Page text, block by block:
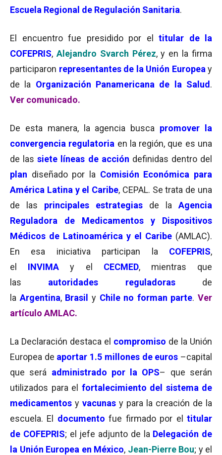
Escuela Regional de Regulación Sanitaria.
El encuentro fue presidido por el titular de la
COFEPRIS, Alejandro Svarch Pérez, y en la firma
participaron representantes de la Unión Europea y
de la Organización Panamericana de la Salud .
Ver comunicado.
De esta manera, la agencia busca promover la
convergencia regulatoria en la región, que es una
de las siete líneas de acción definidas dentro del
plan diseñado por la Comisión Económica para
América Latina y el Caribe, CEPAL. Se trata de una
de las principales estrategias de la
Agencia
Reguladora de Medicamentos y Dispositivos
Médicos de Latinoamérica y el Caribe (AMLAC).
En esa iniciativa participan la COFEPRIS,
el INVIMA y el CECMED, mientras que
las
autoridades reguladoras
de
la Argentina, Brasil y Chile no forman parte. Ver
artículo AMLAC.
La Declaración destaca el compromiso de la Unión
Europea de aportar 1.5 millones de euros –capital
que será administrado por la OPS– que serán
utilizados para el fortalecimiento del sistema de
medicamentos y vacunas y para la creación de la
escuela. El documento fue firmado por eltitular
de COFEPRIS; el jefe adjunto de la Delegación de
la Unión Europea en México, Jean-Pierre Bou; y el